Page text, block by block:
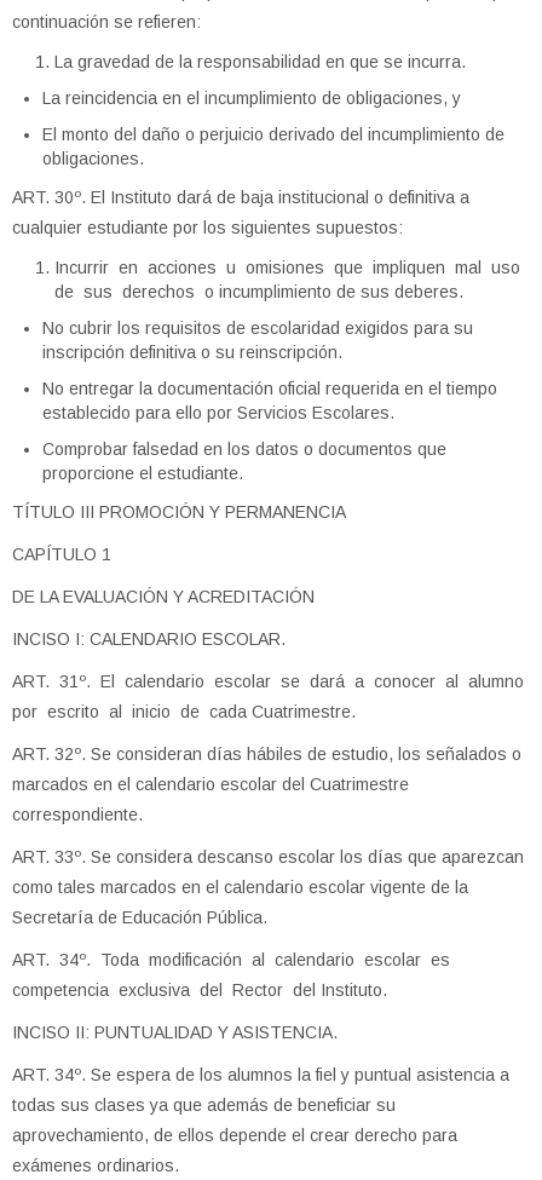
continuación se refieren:
La gravedad de la responsabilidad en que se incurra.
La reincidencia en el incumplimiento de obligaciones, y
El monto del daño o perjuicio derivado del incumplimiento de
obligaciones.
ART. 30º. El Instituto dará de baja institucional o definitiva a
cualquier estudiante por los siguientes supuestos:
Incurrir en acciones u omisiones que impliquen mal uso
de sus derechos o incumplimiento de sus deberes.
No cubrir los requisitos de escolaridad exigidos para su
inscripción definitiva o su reinscripción.
No entregar la documentación oficial requerida en el tiempo
establecido para ello por Servicios Escolares.
Comprobar falsedad en los datos o documentos que
proporcione el estudiante.
TÍTULO III PROMOCIÓN Y PERMANENCIA
CAPÍTULO 1
DE LA EVALUACIÓN Y ACREDITACIÓN
INCISO I: CALENDARIO ESCOLAR.
ART. 31º. El calendario escolar se dará a conocer al alumno
por escrito al inicio de cada Cuatrimestre.
ART. 32º. Se consideran días hábiles de estudio, los señalados o
marcados en el calendario escolar del Cuatrimestre
correspondiente.
ART. 33º. Se considera descanso escolar los días que aparezcan
como tales marcados en el calendario escolar vigente de la
Secretaría de Educación Pública.
ART. 34º. Toda modificación al calendario escolar es
competencia exclusiva del Rector del Instituto.
INCISO II: PUNTUALIDAD Y ASISTENCIA.
ART. 34º. Se espera de los alumnos la fiel y puntual asistencia a
todas sus clases ya que además de beneficiar su
aprovechamiento, de ellos depende el crear derecho para
exámenes ordinarios.